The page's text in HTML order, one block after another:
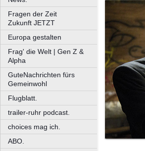
Fragen der Zeit
Zukunft JETZT
Europa gestalten
Frag' die Welt | Gen Z &
Alpha
GuteNachrichten fürs
Gemeinwohl
Flugblatt.
trailer-ruhr podcast.
choices mag ich.
ABO.